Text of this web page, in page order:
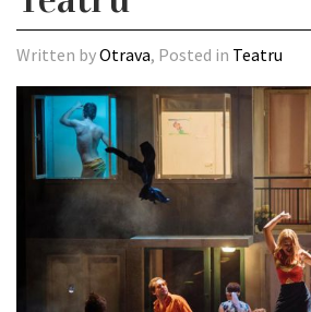
Written byOtrava, Posted in Teatru